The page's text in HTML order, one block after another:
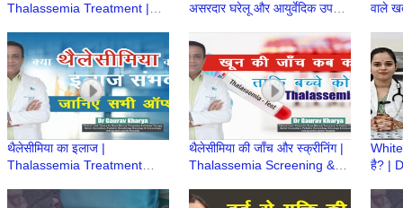
Thalassemia Treatment |
Kharya | Episode 6
असरदार घरेलू और आयुर्वेदिक उपचार
Ayurved aur Aap
वाले
थैलेसीमिया का इलाज |
Thalassemia Treatment
| Episode 5
थैलेसीमिया की जाँच और स्क्रीनिंग |
Thalassemia Screening &
Kharya | Episode 4
है? |